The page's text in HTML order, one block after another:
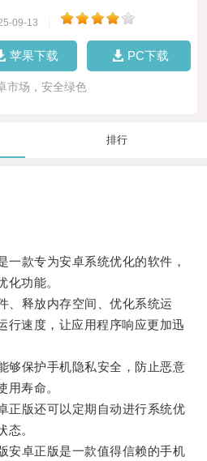
09-13
苹果下载 PC下载
市场，安全绿色
排行
款专为安卓系统优化的软件，
化功能。
释放内存空间、优化系统运
行速度，让应用程序响应更加迅
保护手机隐私安全，防止恶意
用寿命。
版还可以定期自动进行系统优
态。
卓正版是一款值得信赖的手机